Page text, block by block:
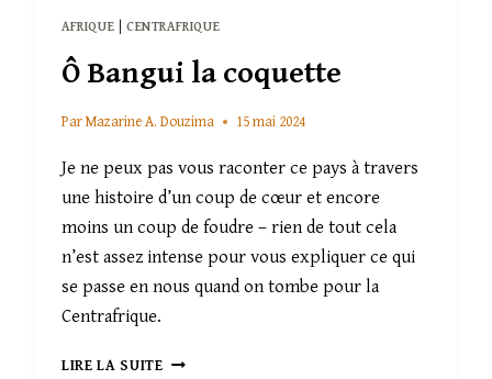
AFRIQUE | CENTRAFRIQUE
Ô Bangui la coquette
ParMazarine A. Douzima 15 mai 2024
Je ne peux pas vous raconter ce pays à travers
une histoire d’un coup de cœur et encore
moins un coup de foudre – rien de tout cela
n’est assez intense pour vous expliquer ce qui
se passe en nous quand on tombe pour la
Centrafrique.
LIRE LA SUITEÔ